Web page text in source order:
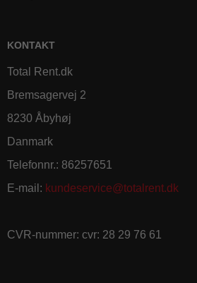
KONTAKT
Total Rent.dk
Bremsagervej 2
8230 Åbyhøj
Danmark
Telefonnr.: 86257651
E-mail : kundeservice@totalrent.dk
CVR-nummer: cvr: 28 29 76 61